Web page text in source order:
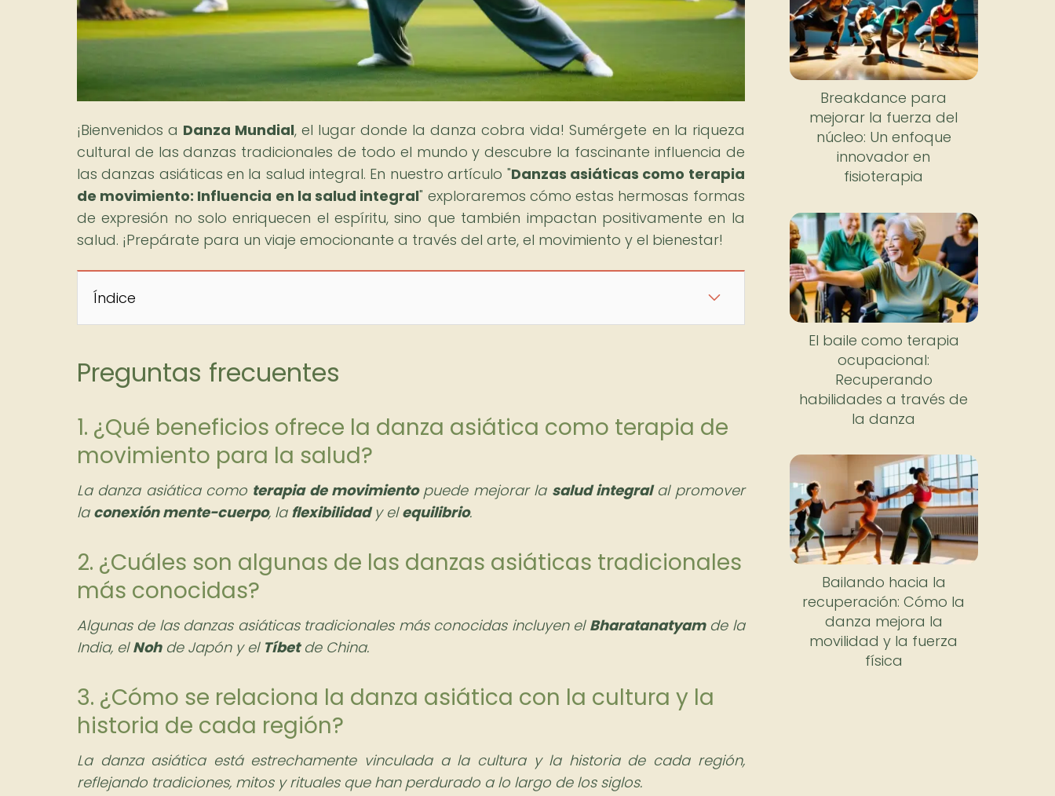
¡Bienvenidos a Danza Mundial, el lugar donde la danza cobra vida! Sumérgete en la riqueza
cultural de las danzas tradicionales de todo el mundo y descubre la fascinante influencia de
las danzas asiáticas en la salud integral. En nuestro artículo "Danzas asiáticas como terapia
de movimiento: Influencia en la salud integral" exploraremos cómo estas hermosas formas
de expresión no solo enriquecen el espíritu, sino que también impactan positivamente en la
salud. ¡Prepárate para un viaje emocionante a través del arte, el movimiento y el bienestar!
Índice
Preguntas frecuentes
1. ¿Qué beneficios ofrece la danza asiática como terapia de
movimiento para la salud?
La danza asiática como terapia de movimientopuede mejorar la salud integralal promover
la conexión mente-cuerpo, la flexibilidady elequilibrio.
2. ¿Cuáles son algunas de las danzas asiáticas tradicionales
más conocidas?
Algunas de las danzas asiáticas tradicionales más conocidas incluyen el Bharatanatyamde la
India, elNohde Japón y el Tíbetde China.
3. ¿Cómo se relaciona la danza asiática con la cultura y la
historia de cada región?
La danza asiática está estrechamente vinculada a la cultura y la historia de cada región,
reflejando tradiciones, mitos y rituales que han perdurado a lo largo de los siglos.
Breakdance para
mejorar la fuerza del
núcleo: Un enfoque
innovador en
fisioterapia
El baile como terapia
ocupacional:
Recuperando
habilidades a través de
la danza
Bailando hacia la
recuperación: Cómo la
danza mejora la
movilidad y la fuerza
física